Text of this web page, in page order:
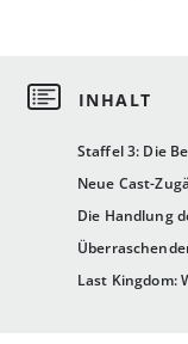
Staffel 3: Die
Neue Cast-
Die Handlung
Last Kingdom: